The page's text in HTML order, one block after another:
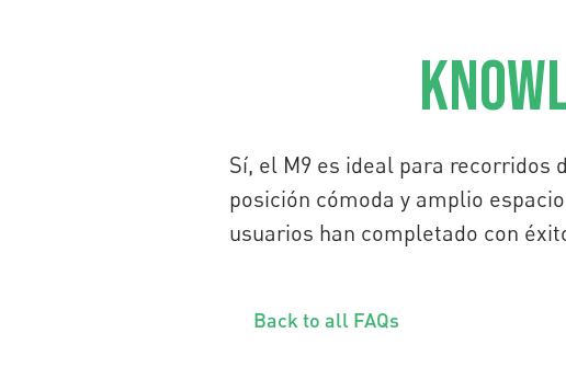
Sí, el M9 es ideal para recorridos
posición cómoda y amplio
usuarios han completado con
Back to all FAQs